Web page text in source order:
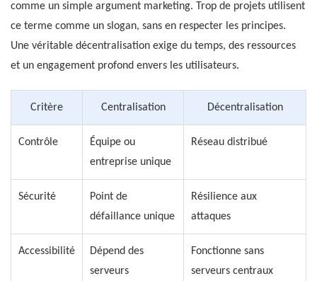
comme un simple argument marketing. Trop de projets utilisent
ce terme comme un slogan, sans en respecter les principes.
Une véritable décentralisation exige du temps, des ressources
et un engagement profond envers les utilisateurs.
Critère Centralisation Décentralisation
Contrôle
Équipe ou
entreprise unique
Réseau distribué
Sécurité
Point de
défaillance unique
Résilience aux
attaques
Accessibilité
Dépend des
serveurs
Fonctionne sans
serveurs centraux